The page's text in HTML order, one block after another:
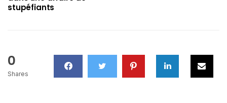
stupéfiants
0
Shares